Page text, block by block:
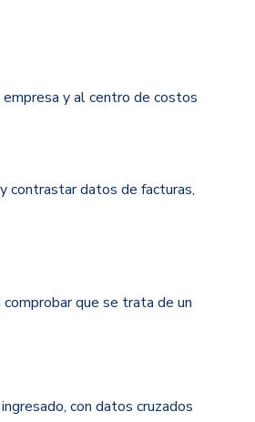
y al centro de costos
contrastar datos de facturas,
comprobar que se trata de un
con datos cruzados